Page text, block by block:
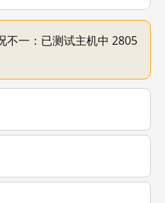
不一：已测试主机中 2805